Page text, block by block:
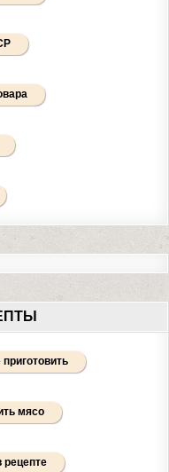
приготовить
мясо